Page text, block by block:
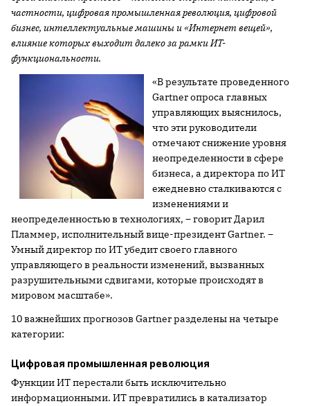
частности, цифровая промышленная революция, цифровой
бизнес, интеллектуальные машины и «Интернет вещей»,
влияние которых выходит далеко за рамки ИТ-
функциональности.
«В результате проведенного
Gartner опроса главных
управляющих выяснилось,
что эти руководители
отмечают снижение уровня
неопределенности в сфере
бизнеса, а директора по ИТ
ежедневно сталкиваются с
изменениями и
неопределенностью в технологиях, –говорит Дарил
Пламмер, исполнительный вице-президент Gartner. –
Умный директор по ИТ убедит своего главного
управляющего в реальности изменений, вызванных
разрушительными сдвигами, которые происходят в
мировом масштабе».
10 важнейших прогнозов Gartner разделены на четыре
категории:
Цифровая промышленная революция
Функции ИТ перестали быть исключительно
информационными. ИТ превратились в катализатор